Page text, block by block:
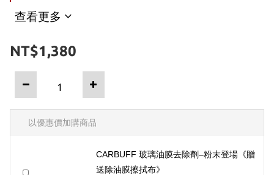
查看更多
NT$1,380
以優惠價加購商品
CARBUFF 玻璃油膜去除劑–粉末登場《贈
送除油膜擦拭布》